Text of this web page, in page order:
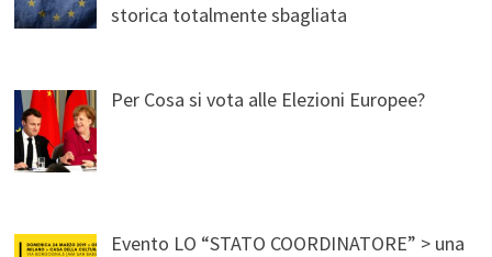
storica totalmente sbagliata
Per Cosa si vota alle Elezioni Europee?
Evento LO “STATO COORDINATORE” > una